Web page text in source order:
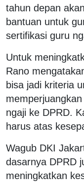
tahun depan
bantuan untuk
sertifikasi guru
Untuk
Rano
bisa jadi kriteria
ngaji ke DPRD.
harus atas
Wagub DKI
dasarnya DPRD
meningkatkan